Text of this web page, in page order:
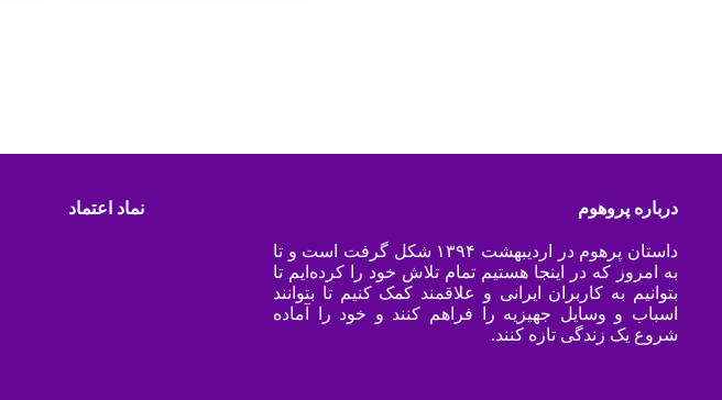
درباره پروهوم
داستان پرهوم در اردیبهشت ۱۳۹۴ شکل گرفت است و تا
به امروز که در اینجا هستیم تمام تلاش خود را کرده‌ایم تا
بتوانیم به کاربران ایرانی و علاقمند کمک کنیم تا بتوانند
اسباب و وسایل جهیزیه را فراهم کنند و خود را آماده
شروع یک زندگی تازه کنند.
نماد اعتماد